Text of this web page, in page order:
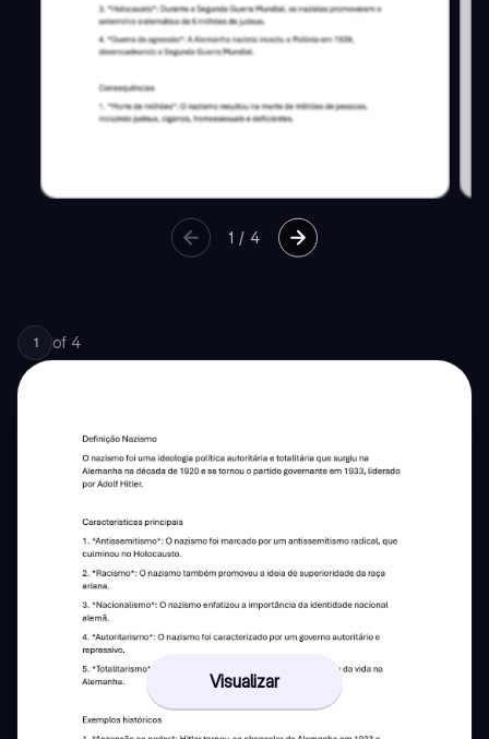
1 /4
1 of 4
Visualizar